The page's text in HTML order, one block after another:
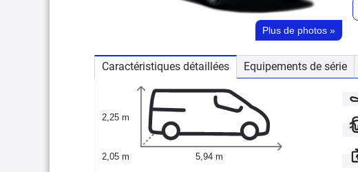
Plus de photos »
Caractéristiques détaillées Equipements de série
2,25 m
2,05 m 5,94 m